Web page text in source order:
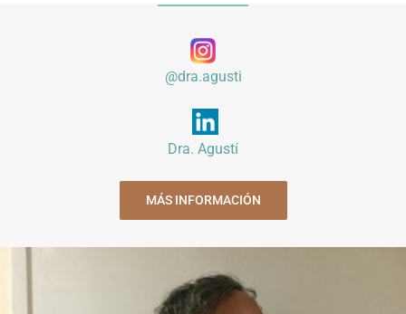
@dra.agusti
Dra. Agustí
MÁS INFORMACIÓN